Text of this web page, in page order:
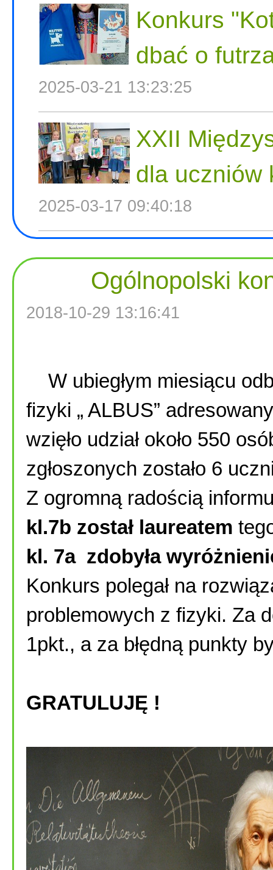
Konkurs
dbać o
2025-03-21 13:23:25
XXII
dla uczniów
2025-03-17 09:40:18
Ogólnopolski
2018-10-29 13:16:41
W ubiegłym miesiącu
fizyki „ ALBUS”
wzięło udział około 550
zgłoszonych zostało 6
Z ogromną radością
kl.7b został laureatem
kl. 7a zdobyła
Konkurs polegał na
problemowych z fizyki. Za
1pkt., a za błędną punkty
GRATULUJĘ !